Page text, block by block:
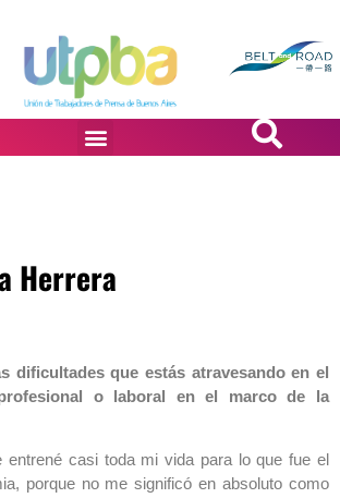
Herrera
dificultades que estás atravesando en el
o laboral en el marco de la
entrené casi toda mi vida para lo que fue el
porque no me significó en absoluto como